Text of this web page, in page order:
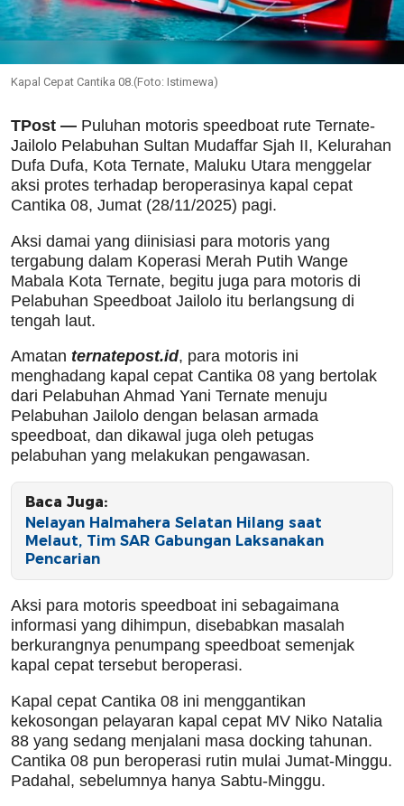
Kapal Cepat Cantika 08.(Foto: Istimewa)
TPost — Puluhan motoris speedboat rute Ternate-
Jailolo Pelabuhan Sultan Mudaffar Sjah II, Kelurahan
Dufa Dufa, Kota Ternate, Maluku Utara menggelar
aksi protes terhadap beroperasinya kapal cepat
Cantika 08, Jumat (28/11/2025) pagi.
Aksi damai yang diinisiasi para motoris yang
tergabung dalam Koperasi Merah Putih Wange
Mabala Kota Ternate, begitu juga para motoris di
Pelabuhan Speedboat Jailolo itu berlangsung di
tengah laut.
Amatan ternatepost.id, para motoris ini
menghadang kapal cepat Cantika 08 yang bertolak
dari Pelabuhan Ahmad Yani Ternate menuju
Pelabuhan Jailolo dengan belasan armada
speedboat, dan dikawal juga oleh petugas
pelabuhan yang melakukan pengawasan.
Baca Juga:
Nelayan Halmahera Selatan Hilang saat
Melaut, Tim SAR Gabungan Laksanakan
Pencarian
Aksi para motoris speedboat ini sebagaimana
informasi yang dihimpun, disebabkan masalah
berkurangnya penumpang speedboat semenjak
kapal cepat tersebut beroperasi.
Kapal cepat Cantika 08 ini menggantikan
kekosongan pelayaran kapal cepat MV Niko Natalia
88 yang sedang menjalani masa docking tahunan.
Cantika 08 pun beroperasi rutin mulai Jumat-Minggu.
Padahal, sebelumnya hanya Sabtu-Minggu.